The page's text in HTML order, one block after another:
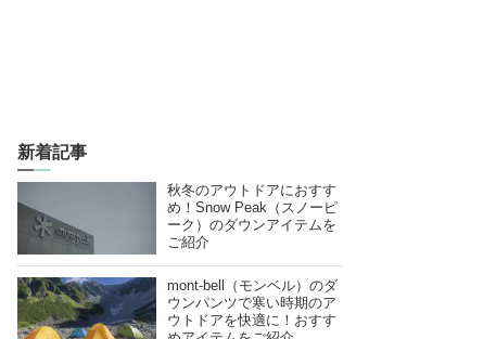
新着記事
秋冬のアウトドアにおすす
め！Snow Peak（スノーピ
ーク）のダウンアイテムを
ご紹介
mont-bell（モンベル）のダ
ウンパンツで寒い時期のア
ウトドアを快適に！おすす